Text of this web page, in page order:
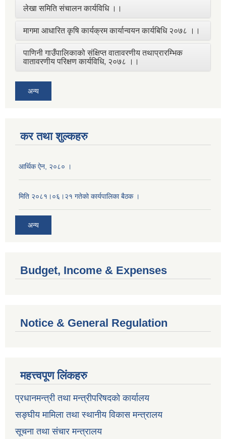
लेखा समिति संचालन कार्यविधि ।।
मागमा आधारित कृषि कार्यक्रम कार्यान्वयन कार्यबिधि २०७८ ।।
पाणिनी गाउँपालिकाको संक्षिप्त वातावरणीय तथाप्रारम्भिक
वातावरणीय परिक्षण कार्यविधि, २०७८ ।।
अन्य
कर तथा शुल्कहरु
आर्थिक ऐन, २०८० ।
मिति २०८१।०६।२१ गतेको कार्यपालिका बैठक ।
अन्य
Budget, Income & Expenses
Notice & General Regulation
महत्त्वपूण लिंकहरु
प्रधानमन्त्री तथा मन्त्रीपरिषदको कार्यालय
सङ्घीय मामिला तथा स्थानीय विकास मन्त्रालय
सूचना तथा संचार मन्त्रालय